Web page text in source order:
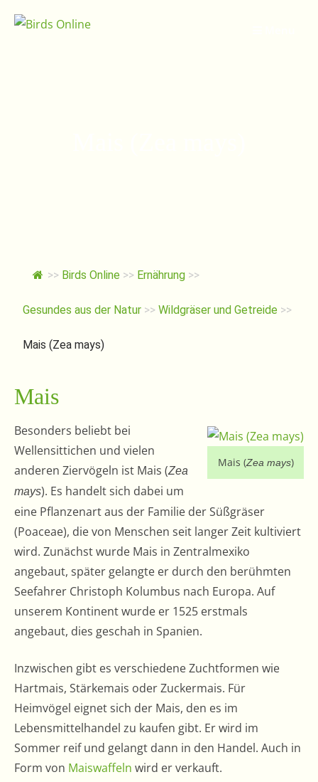
zum
>> Birds Online >> Ernährung >>
Gesundes aus der Natur >> Wildgräser und Getreide >>
Mais (Zea mays)
Mais
Mais (Zea mays)
Besonders beliebt bei
Wellensittichen und vielen
anderen Ziervögeln ist Mais (Zea
mays). Es handelt sich dabei um
eine Pflanzenart aus der Familie der Süßgräser
(Poaceae), die von Menschen seit langer Zeit kultiviert
wird. Zunächst wurde Mais in Zentralmexiko
angebaut, später gelangte er durch den berühmten
Seefahrer Christoph Kolumbus nach Europa. Auf
unserem Kontinent wurde er 1525 erstmals
angebaut, dies geschah in Spanien.
Inzwischen gibt es verschiedene Zuchtformen wie
Hartmais, Stärkemais oder Zuckermais. Für
Heimvögel eignet sich der Mais, den es im
Lebensmittelhandel zu kaufen gibt. Er wird im
Sommer reif und gelangt dann in den Handel. Auch in
Form von Maiswaffeln wird er verkauft.